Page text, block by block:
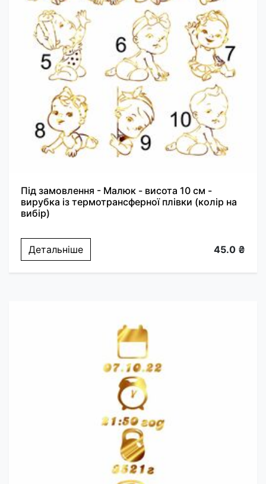
Під замовлення - Малюк - висота 10 см -
вирубка із термотрансферної плівки (колір на
вибір)
Детальніше 45.0 ₴